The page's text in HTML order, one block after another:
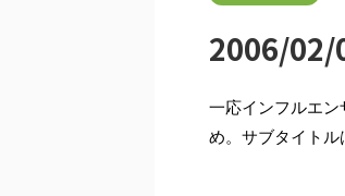
2006/
一応インフルエ
め。サブタイトル